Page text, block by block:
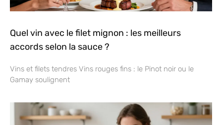
Quel vin avec le filet mignon : les meilleurs
accords selon la sauce ?
Vins et filets tendres Vins rouges fins : le Pinot noir ou le
Gamay soulignent